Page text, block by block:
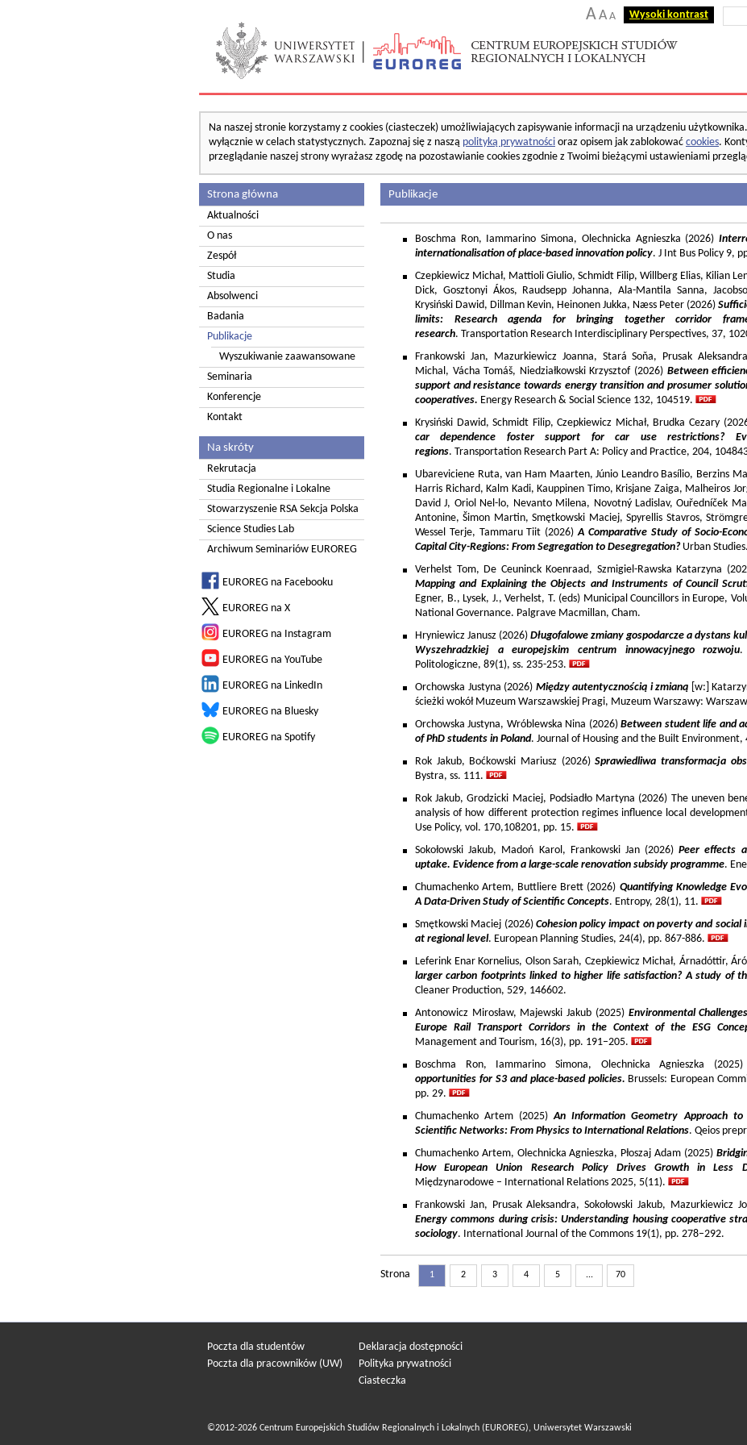
AA A Wysoki kontrast
Na naszej stronie korzystamy z cookies (ciasteczek) umożliwiających zapisywanie informacji na urządzeniu
wyłącznie w celach statystycznych. Zapoznaj się z naszą polityką prywatności oraz opisem jak zablokować cookies.
przeglądanie naszej strony wyrażasz zgodę na pozostawianie cookies zgodnie z Twoimi bieżącymi ustawieniami
Strona główna
Aktualności
O nas
Zespół
Studia
Absolwenci
Badania
Publikacje
Wyszukiwanie zaawansowane
Seminaria
Konferencje
Kontakt
Na skróty
Rekrutacja
Studia Regionalne i Lokalne
Stowarzyszenie RSA Sekcja Polska
Science Studies Lab
Archiwum Seminariów EUROREG
EUROREG na Facebooku
EUROREG na X
EUROREG na Instagram
EUROREG na YouTube
EUROREG na LinkedIn
EUROREG na Bluesky
EUROREG na Spotify
Publikacje
Boschma Ron, Iammarino Simona, Olechnicka Agnieszka (2026)
internationalisation of place-based innovation policy. J Int Bus Policy 9,
Czepkiewicz Michał, Mattioli Giulio, Schmidt Filip, Willberg Elias, Kilian
Dick, Gosztonyi Ákos, Raudsepp Johanna, Ala-Mantila Sanna,
Krysiński Dawid, Dillman Kevin, Heinonen Jukka, Næss Peter (2026)
limits: Research agenda for bringing together corridor
research. Transportation Research Interdisciplinary Perspectives, 37,
Frankowski Jan, Mazurkiewicz Joanna, Stará Soňa, Prusak
Michal, Vácha Tomáš, Niedziałkowski Krzysztof (2026) Between
support and resistance towards energy transition and prosumer
cooperatives. Energy Research & Social Science 132, 104519.
Krysiński Dawid, Schmidt Filip, Czepkiewicz Michał, Brudka Cezary
car dependence foster support for car use restrictions?
regions. Transportation Research Part A: Policy and Practice, 204,
Ubareviciene Ruta, van Ham Maarten, Júnio Leandro Basílio, Berzins
Harris Richard, Kalm Kadi, Kauppinen Timo, Krisjane Zaiga, Malheiros
David J, Oriol Nel-lo, Nevanto Milena, Novotný Ladislav, Ouředníček
Antonine, Šimon Martin, Smętkowski Maciej, Spyrellis Stavros,
Wessel Terje, Tammaru Tiit (2026)A Comparative Study of Socio-
Capital City-Regions: From Segregation to Desegregation?Urban Studies.
Verhelst Tom, De Ceuninck Koenraad, Szmigiel-Rawska Katarzyna
Mapping and Explaining the Objects and Instruments of Council
Egner, B., Lysek, J., Verhelst, T. (eds) Municipal Councillors in Europe,
National Governance. Palgrave Macmillan, Cham.
Hryniewicz Janusz (2026) Długofalowe zmiany gospodarcze a dystans
Wyszehradzkiej a europejskim centrum innowacyjnego rozwoju.
Politologiczne, 89(1), ss. 235-253.
Orchowska Justyna (2026) Między autentycznością i zmianą [w:]
ścieżki wokół Muzeum Warszawskiej Pragi, Muzeum Warszawy:
Orchowska Justyna, Wróblewska Nina (2026)Between student life and
of PhD students in Poland. Journal of Housing and the Built Environment,
Rok Jakub, Boćkowski Mariusz (2026)Sprawiedliwa transformacja
Bystra, ss. 111.
Rok Jakub, Grodzicki Maciej, Podsiadło Martyna (2026) The uneven
analysis of how different protection regimes influence local
Use Policy, vol. 170,108201, pp. 15.
Sokołowski Jakub, Madoń Karol, Frankowski Jan (2026)Peer effects
uptake. Evidence from a large-scale renovation subsidy programme.
Chumachenko Artem, Buttliere Brett (2026) Quantifying Knowledge
A Data-Driven Study of Scientific Concepts. Entropy, 28(1), 11.
Smętkowski Maciej (2026) Cohesion policy impact on poverty and social
at regional level. European Planning Studies, 24(4), pp. 867-886.
Leferink Enar Kornelius, Olson Sarah, Czepkiewicz Michał, Árnadóttir,
larger carbon footprints linked to higher life satisfaction? A study of
Cleaner Production, 529, 146602.
Antonowicz Mirosław, Majewski Jakub (2025) Environmental
Europe Rail Transport Corridors in the Context of the ESG
Management and Tourism, 16(3), pp. 191–205.
Boschma Ron, Iammarino Simona, Olechnicka Agnieszka (2025)
opportunities for S3 and place-based policies. Brussels: European
pp. 29.
Chumachenko Artem (2025)An Information Geometry Approach to
Scientific Networks: From Physics to International Relations. Qeios
Chumachenko Artem, Olechnicka Agnieszka, Płoszaj Adam (2025)
How European Union Research Policy Drives Growth in Less
Międzynarodowe – International Relations 2025, 5(11).
Frankowski Jan, Prusak Aleksandra, Sokołowski Jakub, Mazurkiewicz
Energy commons during crisis: Understanding housing cooperative
sociology. International Journal of the Commons 19(1), pp. 278–292.
Strona 1 2 3 4 5 ... 70
Poczta dla studentów
Poczta dla pracowników (UW)
Deklaracja dostępności
Polityka prywatności
Ciasteczka
©2012-2026 Centrum Europejskich Studiów Regionalnych i Lokalnych (EUROREG), Uniwersytet Warszawski